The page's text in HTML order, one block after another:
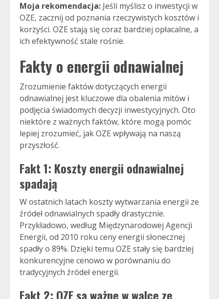
Moja rekomendacja: Jeśli myślisz o inwestycji w
OZE, zacznij od poznania rzeczywistych kosztów i
korzyści. OZE stają się coraz bardziej opłacalne, a
ich efektywność stale rośnie.
Fakty o energii odnawialnej
Zrozumienie faktów dotyczących energii
odnawialnej jest kluczowe dla obalenia mitów i
podjęcia świadomych decyzji inwestycyjnych. Oto
niektóre z ważnych faktów, które mogą pomóc
lepiej zrozumieć, jak OZE wpływają na naszą
przyszłość.
Fakt 1: Koszty energii odnawialnej
spadają
W ostatnich latach koszty wytwarzania energii ze
źródeł odnawialnych spadły drastycznie.
Przykładowo, według Międzynarodowej Agencji
Energii, od 2010 roku ceny energii słonecznej
spadły o 89%. Dzięki temu OZE stały się bardziej
konkurencyjne cenowo w porównaniu do
tradycyjnych źródeł energii.
Fakt 2: OZE są ważne w walce ze